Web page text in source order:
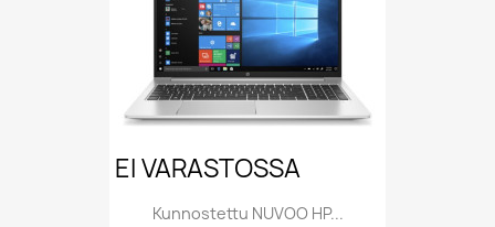
EI VARASTOSSA
Kunnostettu NUVOO HP...